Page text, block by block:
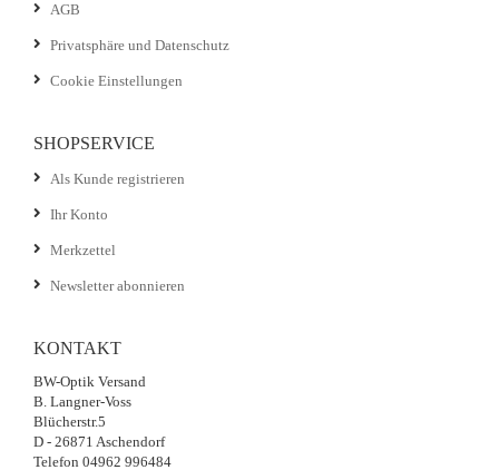
AGB
Privatsphäre und Datenschutz
Cookie Einstellungen
SHOPSERVICE
Als Kunde registrieren
Ihr Konto
Merkzettel
Newsletter abonnieren
KONTAKT
BW-Optik Versand
B. Langner-Voss
Blücherstr.5
D - 26871 Aschendorf
Telefon 04962 996484